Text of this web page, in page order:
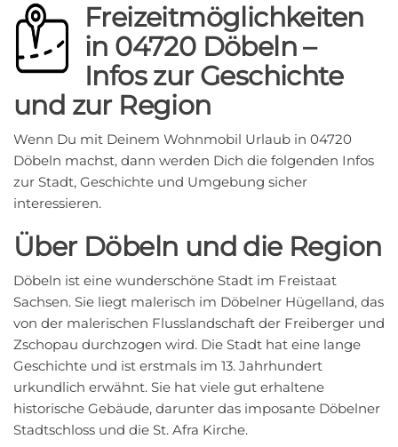
Freizeitmöglichkeiten
in 04720 Döbeln –
Infos zur Geschichte
und zur Region
Wenn Du mit Deinem Wohnmobil Urlaub in 04720
Döbeln machst, dann werden Dich die folgenden Infos
zur Stadt, Geschichte und Umgebung sicher
interessieren.
Über Döbeln und die Region
Döbeln ist eine wunderschöne Stadt im Freistaat
Sachsen. Sie liegt malerisch im Döbelner Hügelland, das
von der malerischen Flusslandschaft der Freiberger und
Zschopau durchzogen wird. Die Stadt hat eine lange
Geschichte und ist erstmals im 13. Jahrhundert
urkundlich erwähnt. Sie hat viele gut erhaltene
historische Gebäude, darunter das imposante Döbelner
Stadtschloss und die St. Afra Kirche.